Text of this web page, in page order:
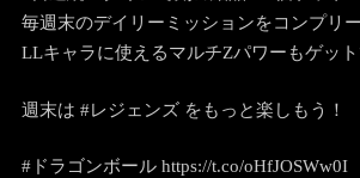
毎週末のデイリーミッションをコンプリ
LLキャラに使えるマルチZパワーもゲット
週末は #レジェンズ をもっと楽しもう！
#ドラゴンボール https://t.co/oHfJOSWw0I